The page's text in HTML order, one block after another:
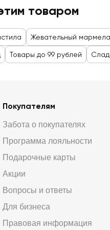
товаром
Жевательный
Товары до 99 рублей
Покупателям
Забота о покупателях
Программа лояльности
Подарочные карты
Акции
Вопросы и ответы
Для бизнеса
Правовая информация